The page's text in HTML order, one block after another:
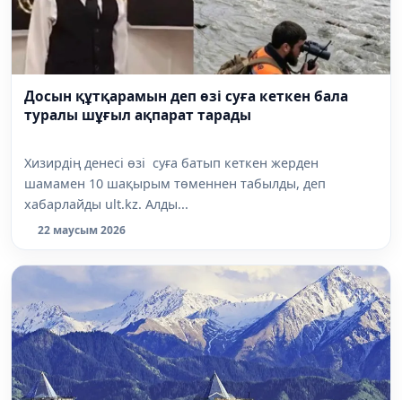
Досын құтқарамын деп өзі суға кеткен бала
туралы шұғыл ақпарат тарады
Хизирдің денесі өзі суға батып кеткен жерден
шамамен 10 шақырым төменнен табылды, деп
хабарлайды ult.kz. Алды...
22 маусым 2026